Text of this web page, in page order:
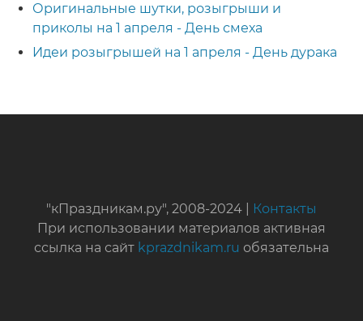
Оригинальные шутки, розыгрыши и
приколы на 1 апреля - День смеха
Идеи розыгрышей на 1 апреля - День дурака
"кПраздникам.ру", 2008-2024 |
Контакты
При использовании материалов активная
ссылка на сайт kprazdnikam.ru обязательна